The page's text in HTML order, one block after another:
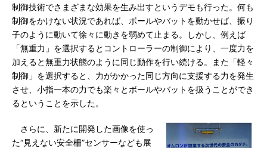
制御技術でさまざまな効果を生み出すというデモも行った。何も
制御をかけない状況であれば、ボールやバットを動かせば、振り
子のように動いて徐々に動きを弱めて止まる。しかし、例えば
「無重力」を選択するとコントローラーの制御により、一度力を
加えると無重力状態のように同じ動作を行い続ける。また「軽々
制御」を選択すると、力がかかった同じ方向に支援する力を発生
させ、小指一本の力でも楽々とボールやバットを扱うことができ
るということを示した。
さらに、新たに開発した画像を使っ
た“見えない安全柵”センサーなども展